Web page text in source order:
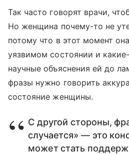
Так часто говорят врачи,
Но женщина почему-то не
потому что в этот момент
уязвимом состоянии и
научные объяснения ей до
фразы нужно говорить
состояние женщины.
С другой стороны,
случается» — это
может стать